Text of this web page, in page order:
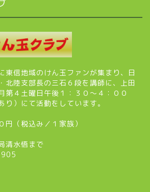
東信地域のけん玉ファンが集まり、日
北陸支部長の三石６段を講師に、上田
第４土曜日午後１：３０～４：００
り）にて活動をしています。
円（税込み／１家族）
清水悟まで